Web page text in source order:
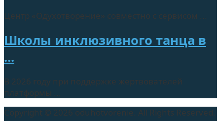
Центр «Одухотворение» совместно с сервисом ...
Школы инклюзивного танца в
...
В 2026 году при поддержке жертвователей
платформы ...
Copyright © 2026 oduhotvorenie. All Rights Reserved.